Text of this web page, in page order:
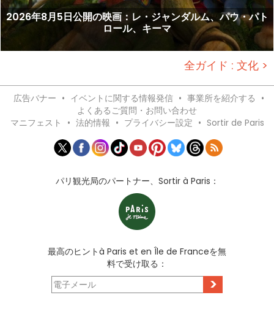
2026年8月5日公開の映画：レ・ジャンダルム、パウ・パト
ロール、キーマ
全ガイド : 文化 >
広告バナー • イベントに関する情報発信 • 事業所を紹介する •
よくあるご質問・お問い合わせ
マニフェスト
• 法的情報 • プライバシー設定 • Sortir de Paris
パリ観光局のパートナー、Sortir à Paris：
最高のヒントà Paris et en Île de Franceを無
料で受け取る：
>